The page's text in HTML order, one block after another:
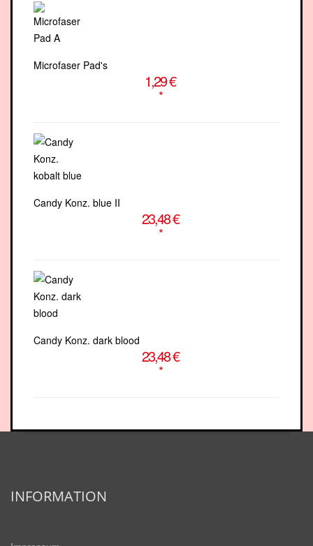
Microfaser Pad's
1,29 €
*
Candy Konz. blue II
23,48 €
*
Candy Konz. dark blood
23,48 €
*
INFORMATION